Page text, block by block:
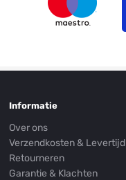
Informatie
Over ons
Verzendkosten & Levertijd
Retourneren
Garantie & Klachten